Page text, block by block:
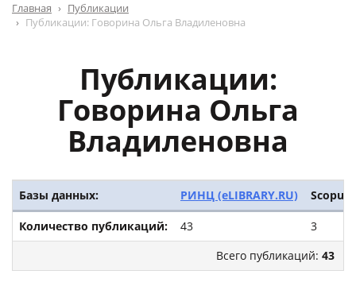
Главная
Публикации
Публикации: Говорина Ольга Владиленовна
Публикации:
Говорина Ольга
Владиленовна
Базы данных: РИНЦ (eLIBRARY.RU) Scopus
Количество публикаций: 43
3
Всего публикаций: 43